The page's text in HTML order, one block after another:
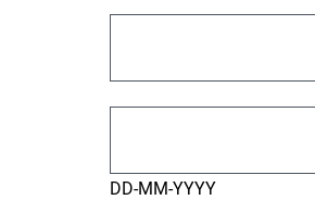
DD-MM-YYYY